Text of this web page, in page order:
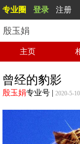
专业圈 登录 注册
殷玉娟
主页
曾经的豹影
殷玉娟专业号 | 2020-5-10